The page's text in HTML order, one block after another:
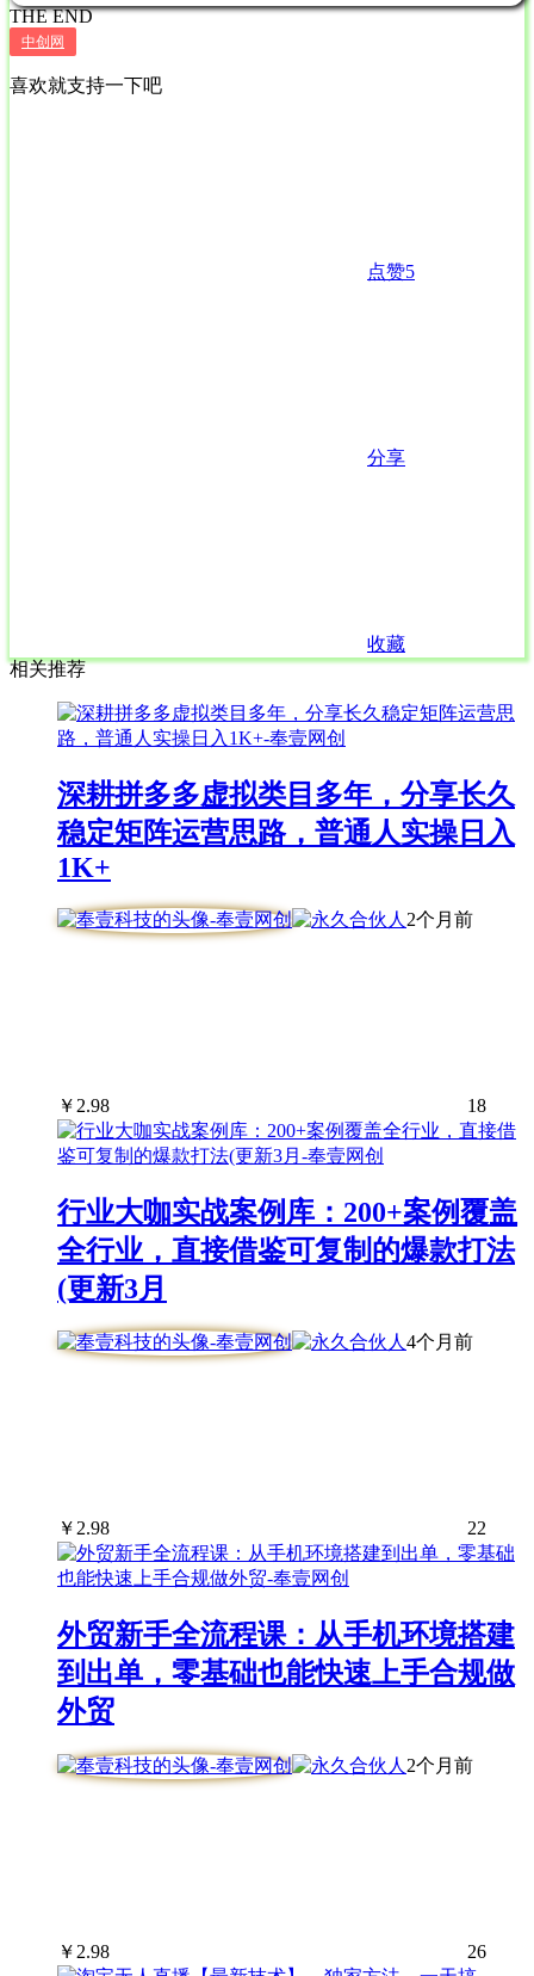
THE END
中创网
喜欢就支持一下吧
点赞5
分享
收藏
相关推荐
深耕拼多多虚拟类目多年，分享长久
稳定矩阵运营思路，普通人实操日入
1K+
2个月前
￥ 2.98 18
行业大咖实战案例库：200+案例覆盖
全行业，直接借鉴可复制的爆款打法
(更新3月
4个月前
￥2.98 22
外贸新手全流程课：从手机环境搭建
到出单，零基础也能快速上手合规做
外贸
2个月前
￥ 2.98 26